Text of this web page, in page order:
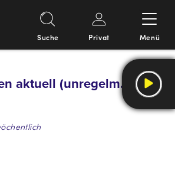
Suche Privat Menü
aktuell (unregelm.)